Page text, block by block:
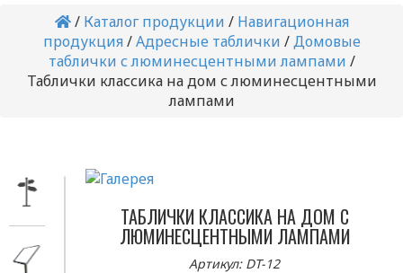
/ Каталог продукции / Навигационная
продукция/Адресные таблички /Домовые
таблички с люминесцентными лампами /
Таблички классика на дом с люминесцентными
лампами
ТАБЛИЧКИ КЛАССИКА НА ДОМ С
ЛЮМИНЕСЦЕНТНЫМИ ЛАМПАМИ
Артикул: DT-12